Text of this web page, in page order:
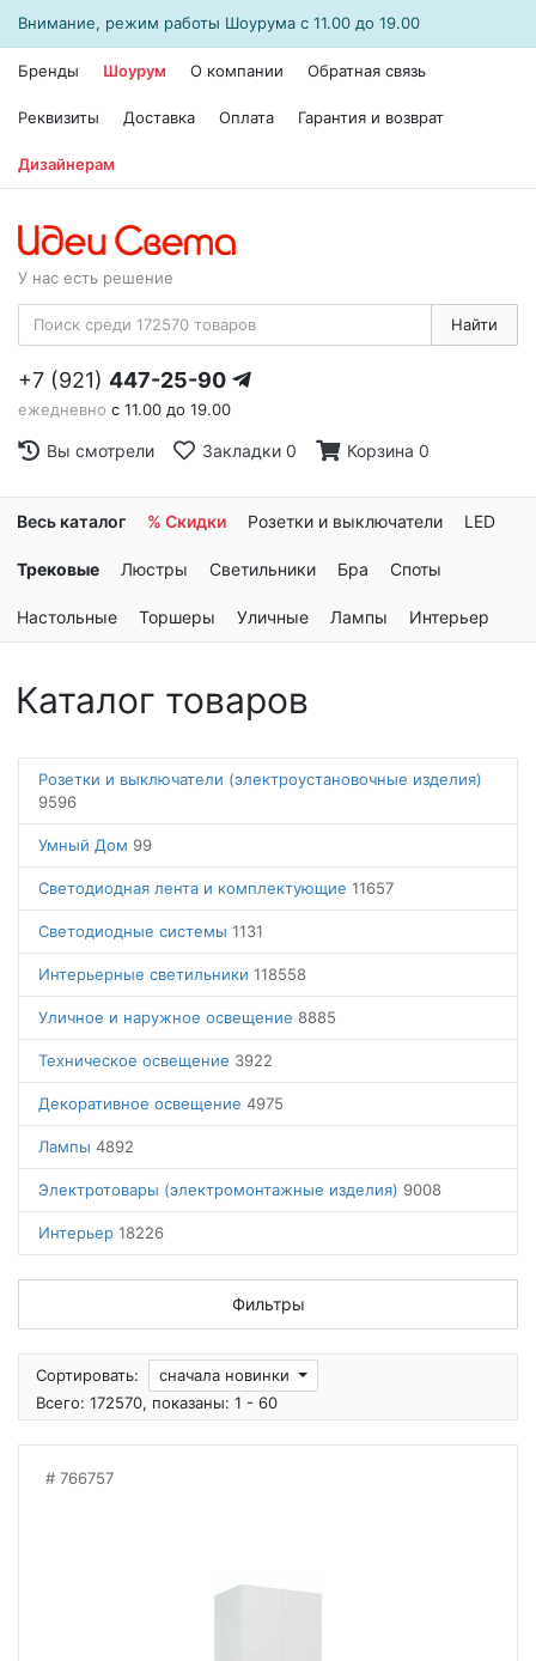
Внимание, режим работы Шоурума с 11.00 до 19.00
Бренды Шоурум О компании Обратная связь
Реквизиты Доставка Оплата Гарантия и возврат
Дизайнерам
У нас есть решение
Найти
+7 (921) 447-25-90
ежедневно с 11.00 до 19.00
Вы смотрели Закладки 0 Корзина 0
Весь каталог % Скидки Розетки и выключатели LED
Трековые Люстры Светильники Бра Споты
Настольные Торшеры Уличные Лампы Интерьер
Каталог товаров
Розетки и выключатели (электроустановочные изделия)
9596
Умный Дом 99
Светодиодная лента и комплектующие 11657
Светодиодные системы 1131
Интерьерные светильники 118558
Уличное и наружное освещение 8885
Техническое освещение 3922
Декоративное освещение 4975
Лампы 4892
Электротовары (электромонтажные изделия) 9008
Интерьер 18226
Фильтры
Сортировать:
сначала новинки
Всего: 172570, показаны: 1 - 60
766757